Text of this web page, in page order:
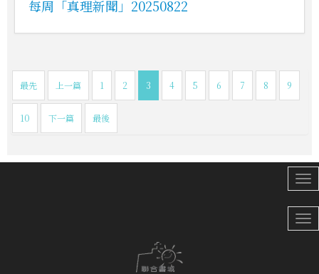
每周「真理新聞」20250822
最先 上一篇 1 2 3 4 5 6 7 8 9
10 下一篇 最後